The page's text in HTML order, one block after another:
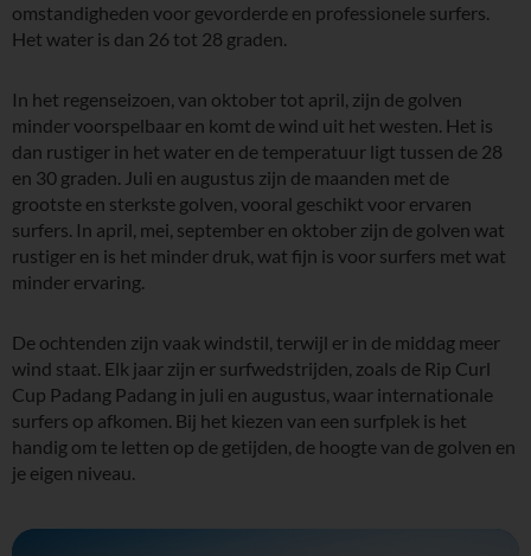
omstandigheden voor gevorderde en professionele surfers.
Het water is dan 26 tot 28 graden.
In het regenseizoen, van oktober tot april, zijn de golven
minder voorspelbaar en komt de wind uit het westen. Het is
dan rustiger in het water en de temperatuur ligt tussen de 28
en 30 graden. Juli en augustus zijn de maanden met de
grootste en sterkste golven, vooral geschikt voor ervaren
surfers. In april, mei, september en oktober zijn de golven wat
rustiger en is het minder druk, wat fijn is voor surfers met wat
minder ervaring.
De ochtenden zijn vaak windstil, terwijl er in de middag meer
wind staat. Elk jaar zijn er surfwedstrijden, zoals de Rip Curl
Cup Padang Padang in juli en augustus, waar internationale
surfers op afkomen. Bij het kiezen van een surfplek is het
handig om te letten op de getijden, de hoogte van de golven en
je eigen niveau.